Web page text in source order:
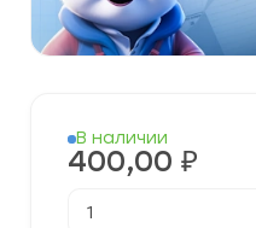
В наличии
400,00 ₽
товара